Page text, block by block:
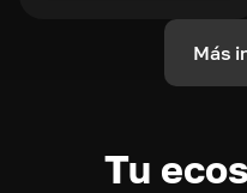
Más
Tu